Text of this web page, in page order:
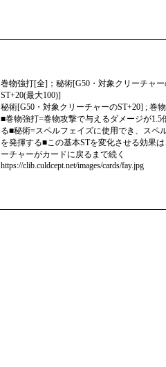
巻物強打[全]；秘術[G50・対象クリーチャ
ST+20(最大100)]
秘術[G50・対象クリーチャーのST+20] ; 巻
■巻物強打=巻物攻撃で与えるダメージが1.5
る■秘術=スペルフェイズに使用でき、スペ
を発揮する■この基本STを変化させる効果
ーチャーがカードに戻るまで続く
https://clib.culdcept.net/images/cards/fay.jpg